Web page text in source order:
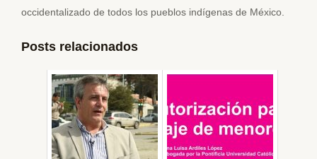
occidentalizado de todos los pueblos indígenas de México.
Posts relacionados